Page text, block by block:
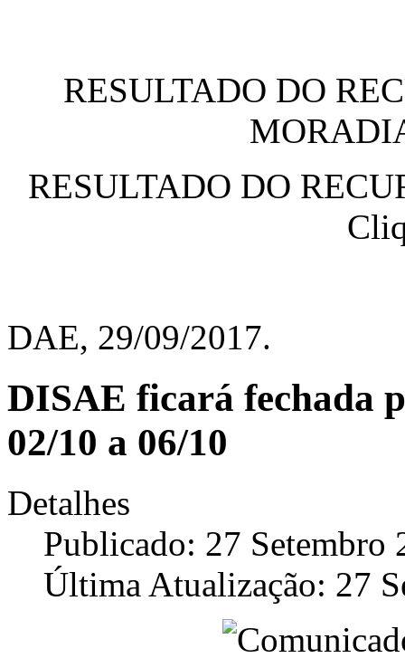
RESULTADO DO
RESULTADO DO
DAE, 29/09/2017.
DISAE ficará fechada
02/10 a 06/10
Detalhes
Publicado: 27 Setembro
Última Atualização: 27